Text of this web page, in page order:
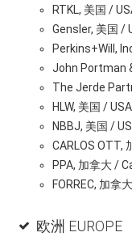
RTKL, 美国 /
Gensler, 美国 /
Perkins+Will,
John Portman
The Jerde
HLW, 美国 / USA
NBBJ, 美国 /
CARLOS OTT,
PPA, 加拿大 /
FORREC, 加拿
欧洲 EUROPE